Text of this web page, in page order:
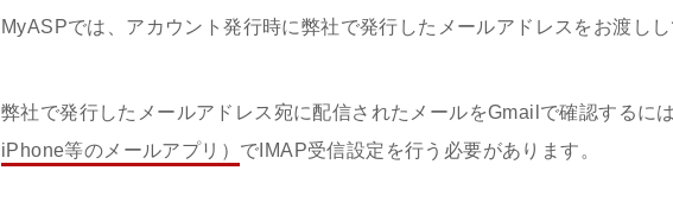
MyASPでは、アカウント発行時に弊社で発行したメールアドレスをお渡しし
弊社で発行したメールアドレス宛に配信されたメールをGmailで確認するに
iPhone等のメールアプリ） でIMAP受信設定を行う必要があります。